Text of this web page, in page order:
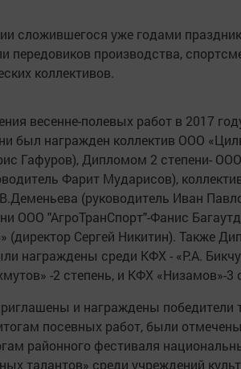
сложившегося уже годами
передовиков производства,
коллективов.
весенне-полевых работ в 2017
был награжден коллектив ООО
Гафуров), Дипломом 2 степени-
Фарит Мударисов),
(руководитель Иван
ООО "АгроТранСпорт"-Фанис
(директор Сергей Никитин). Также
награждены среди КФХ - «Р.А.
-2 степень, и КФХ «Низамов»-3
и награждены победители
посевных работ, были
районного фестиваля
талантов» среди учреждений